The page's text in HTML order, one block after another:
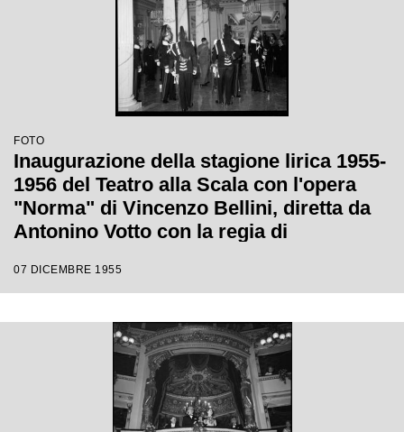
FOTO
Inaugurazione della stagione lirica 1955-
1956 del Teatro alla Scala con l'opera
"Norma" di Vincenzo Bellini, diretta da
Antonino Votto con la regia di
07 DICEMBRE 1955